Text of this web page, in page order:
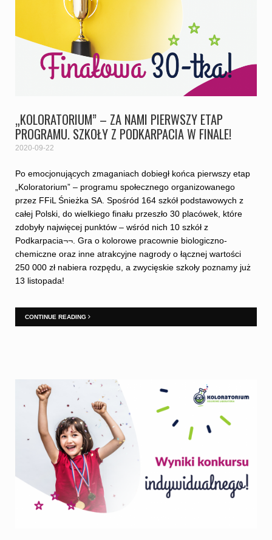
„KOLORATORIUM” – ZA NAMI PIERWSZY ETAP
PROGRAMU. SZKOŁY Z PODKARPACIA W FINALE!
2020-09-22
Po emocjonujących zmaganiach dobiegł końca pierwszy etap
„Koloratorium” – programu społecznego organizowanego
przez FFiL Śnieżka SA. Spośród 164 szkół podstawowych z
całej Polski, do wielkiego finału przeszło 30 placówek, które
zdobyły najwięcej punktów – wśród nich 10 szkół z
Podkarpacia¬¬. Gra o kolorowe pracownie biologiczno-
chemiczne oraz inne atrakcyjne nagrody o łącznej wartości
250 000 zł nabiera rozpędu, a zwycięskie szkoły poznamy już
13 listopada!
CONTINUE READING